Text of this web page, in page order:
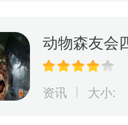
动物森友会
何利用游戏
出动物森友
化！
资讯 大小: